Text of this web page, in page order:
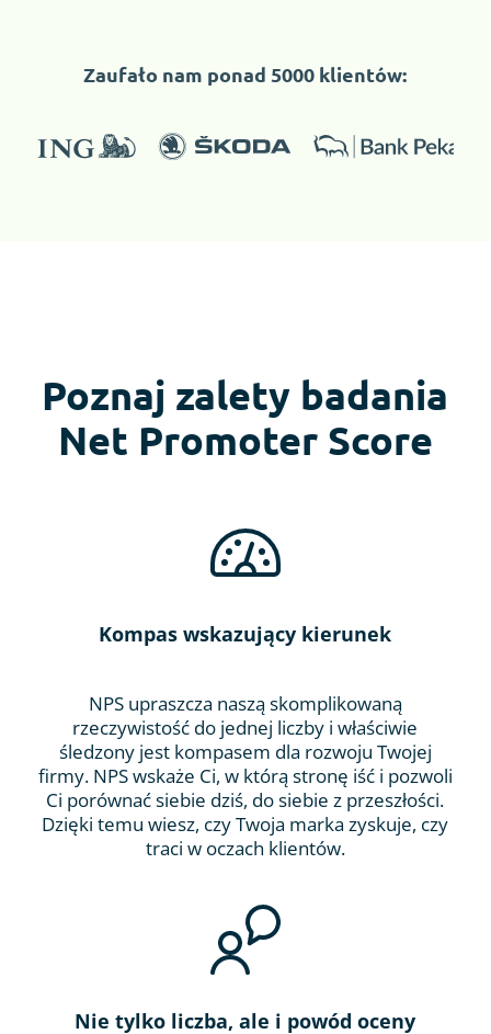
Zaufało nam ponad 5000 klientów:
Poznaj zalety badania
Net Promoter Score
Kompas wskazujący kierunek
NPS upraszcza naszą skomplikowaną
rzeczywistość do jednej liczby i właściwie
śledzony jest kompasem dla rozwoju Twojej
firmy. NPS wskaże Ci, w którą stronę iść i pozwoli
Ci porównać siebie dziś, do siebie z przeszłości.
Dzięki temu wiesz, czy Twoja marka zyskuje, czy
traci w oczach klientów.
Nie tylko liczba, ale i powód oceny